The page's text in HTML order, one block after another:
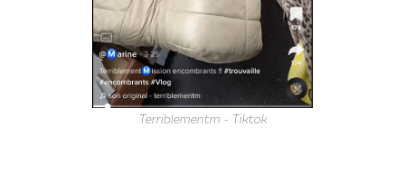
Terriblementm - Tiktok